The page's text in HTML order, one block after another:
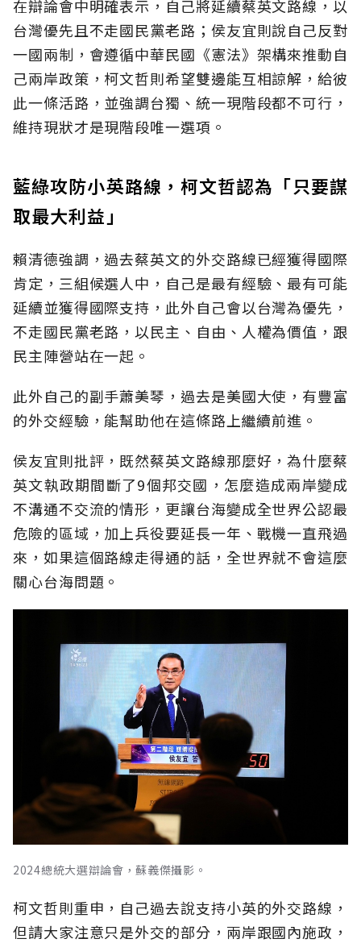
在辯論會中明確表示，自己將延續蔡英文路線，以
台灣優先且不走國民黨老路；侯友宜則說自己反對
一國兩制，會遵循中華民國《憲法》架構來推動自
己兩岸政策，柯文哲則希望雙邊能互相諒解，給彼
此一條活路，並強調台獨、統一現階段都不可行，
維持現狀才是現階段唯一選項。
藍綠攻防小英路線，柯文哲認為「只要謀
取最大利益」
賴清德強調，過去蔡英文的外交路線已經獲得國際
肯定，三組候選人中，自己是最有經驗、最有可能
延續並獲得國際支持，此外自己會以台灣為優先，
不走國民黨老路，以民主、自由、人權為價值，跟
民主陣營站在一起。
此外自己的副手蕭美琴，過去是美國大使，有豐富
的外交經驗，能幫助他在這條路上繼續前進。
侯友宜則批評，既然蔡英文路線那麼好，為什麼蔡
英文執政期間斷了9個邦交國，怎麼造成兩岸變成
不溝通不交流的情形，更讓台海變成全世界公認最
危險的區域，加上兵役要延長一年、戰機一直飛過
來，如果這個路線走得通的話，全世界就不會這麼
關心台海問題。
2024總統大選辯論會，蘇義傑攝影。
柯文哲則重申，自己過去說支持小英的外交路線，
但請大家注意只是外交的部分，兩岸跟國內施政，